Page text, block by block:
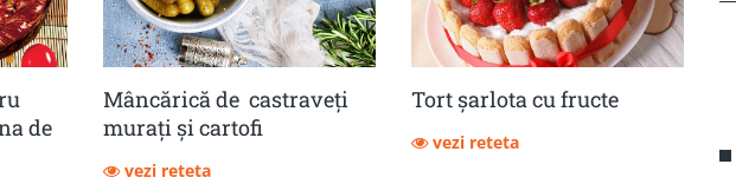
de
Mâncărică de castraveţi
muraţi şi cartofi
vezi reteta
Tort șarlota cu fructe
vezi reteta